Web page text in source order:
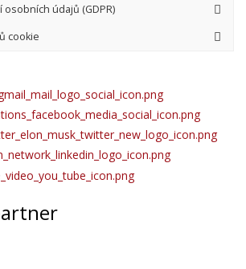
osobních údajů (GDPR)
cookie